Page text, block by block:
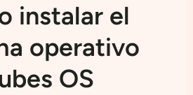
instalar el
operativo
OS